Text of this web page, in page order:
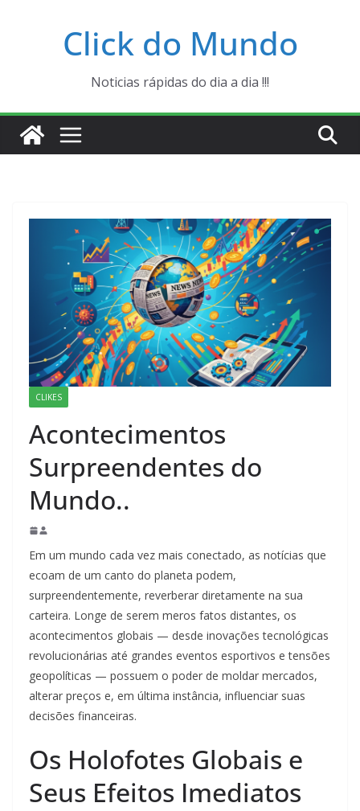
Click do Mundo
Noticias rápidas do dia a dia !!!
CLIKES
Acontecimentos
Surpreendentes do
Mundo..
Em um mundo cada vez mais conectado, as notícias que
ecoam de um canto do planeta podem,
surpreendentemente, reverberar diretamente na sua
carteira. Longe de serem meros fatos distantes, os
acontecimentos globais — desde inovações tecnológicas
revolucionárias até grandes eventos esportivos e tensões
geopolíticas — possuem o poder de moldar mercados,
alterar preços e, em última instância, influenciar suas
decisões financeiras.
Os Holofotes Globais e
Seus Efeitos Imediatos